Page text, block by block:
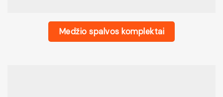
Medžio spalvos komplektai